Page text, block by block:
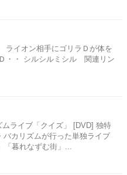
ライオン相手にゴリラＤが体を
・・ シルシルミシル 関連リン
ライブ「クイズ」 [DVD] 独特
カリズムが行った単独ライブ
「暮れなずむ街」...